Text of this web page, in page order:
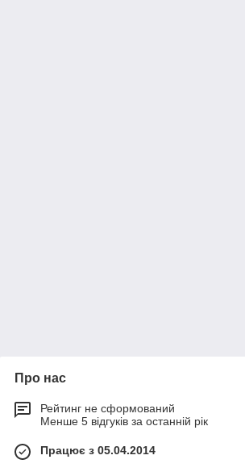
Про нас
Рейтинг не сформований
Менше 5 відгуків за останній рік
Працює з 05.04.2014